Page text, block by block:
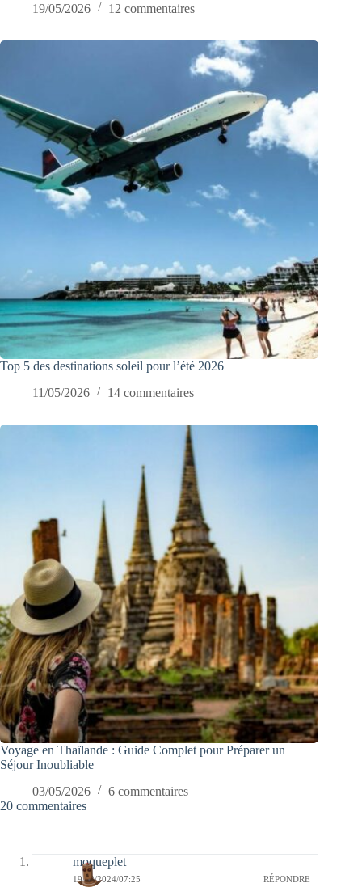
19/05/2026
12 commentaires
Top 5 des destinations soleil pour l’été 2026
11/05/2026
14 commentaires
Voyage en Thaïlande : Guide Complet pour Préparer un
Séjour Inoubliable
03/05/2026
6 commentaires
20 commentaires
moqueplet
19/12/2024/07:25 RÉPONDRE